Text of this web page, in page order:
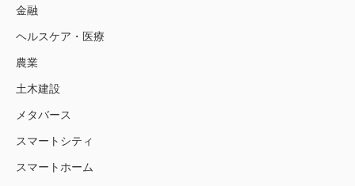
金融
ヘルスケア・医療
農業
土木建設
メタバース
スマートシティ
スマートホーム